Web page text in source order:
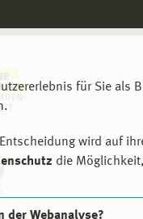
für Sie als
wird auf
die
Webanalyse?